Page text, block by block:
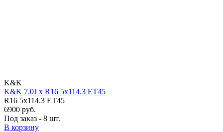
K&K
K&K 7.0J x R16 5x114.3 ET45
R16 5x114.3 ET45
6900 руб.
Под заказ - 8 шт.
В корзину